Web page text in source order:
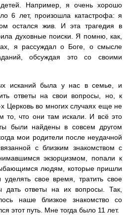
Например, я очень хорошо
6 лет, произошла катастрофа: я
остался жив. И эта трагедия в
духовные поиски. Я помню, как,
я рассуждал о Боге, о смысле
обсуждая это со своими
исканий была у нас в семье, и
ответы на свои вопросы, но, к
Церковь во многих случаях еще не
то, что они там искали. И всё это
были найдены в совсем другом
мои родители после неудачной
с близким знакомством с
экзорцизмом, попали к
людям, которые пришли
уделять свое время, тратить свое
дать ответы на их вопросы. Так,
наше близкое знакомство со
этот путь. Мне тогда было 11 лет.